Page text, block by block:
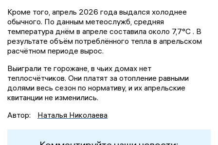
Кроме того, апрель 2026 года выдался холоднее
обычного. По данным метеослужб, средняя
температура днём в апреле составила около 7,7°C . В
результате объём потреблённого тепла в апрельском
расчётном периоде вырос.
Выиграли те горожане, в чьих домах нет
теплосчётчиков. Они платят за отопление равными
долями весь сезон по нормативу, и их апрельские
квитанции не изменились.
Автор:
Наталья Николаева